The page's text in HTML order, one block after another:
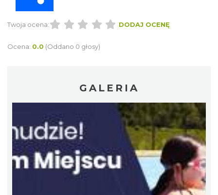
Twoja ocena: DODAJ OCENĘ
Ocena: 0.0 (Oddano 0 głosy)
GALERIA